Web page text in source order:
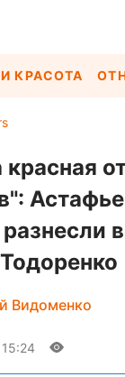
КРАСОТА
Видоменко